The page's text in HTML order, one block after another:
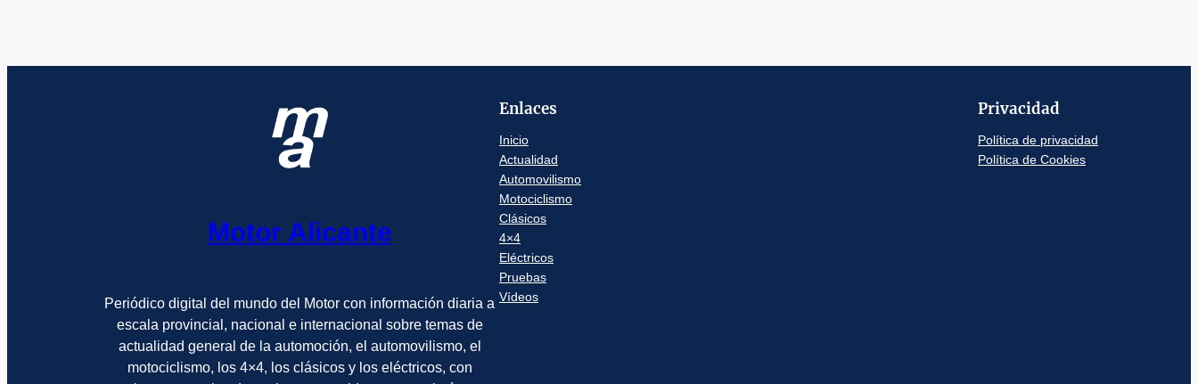
Motor Alicante
Periódico digital del mundo del Motor con información diaria a
escala provincial, nacional e internacional sobre temas de
actualidad general de la automoción, el automovilismo, el
motociclismo, los 4×4, los clásicos y los eléctricos, con
Enlaces
Inicio
Actualidad
Automovilismo
Motociclismo
Clásicos
4×4
Eléctricos
Pruebas
Vídeos
Privacidad
Política de privacidad
Política de Cookies